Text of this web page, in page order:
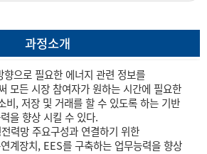
과정소개
으로 필요한 에너지 관련 정보를
모든 시장 참여자가 원하는 시간에 필요한
비, 저장 및 거래를 할 수 있도록 하는 기반
을 향상 시킬 수 있다.
력망 주요구성과 연결하기 위한
계장치, EES를 구축하는 업무능력을 향상